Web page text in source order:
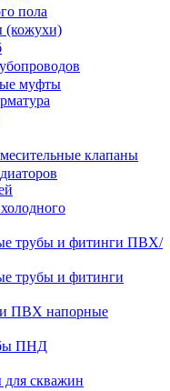
пола
(кожухи)
муфты
клапаны
трубы и фитинги ПВХ/
трубы и фитинги
ПВХ напорные
ПНД
скважин